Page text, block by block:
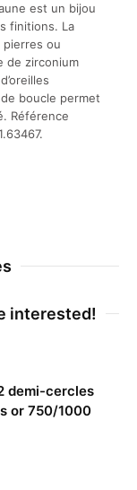
est un bijou
finitions. La
pierres ou
de zirconium
boucle permet
Référence
interested!
demi-cercles
or 750/1000